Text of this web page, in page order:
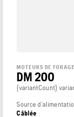
MOTEURS DE
DM 200
{variantCount}
Source
Câblée